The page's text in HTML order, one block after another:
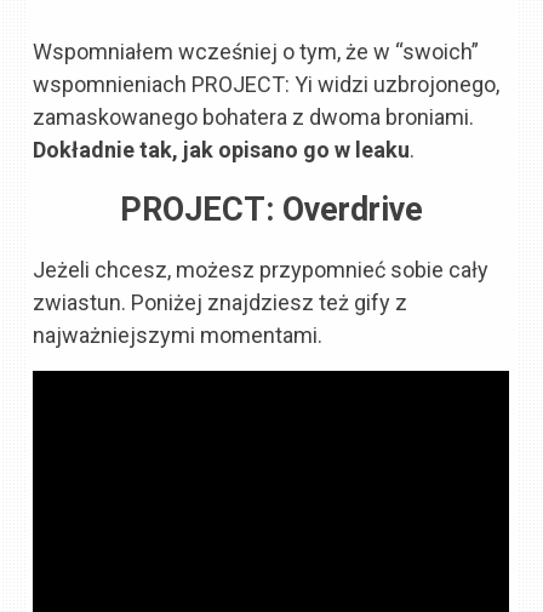
Wspomniałem wcześniej o tym, że w “swoich”
wspomnieniach PROJECT: Yi widzi uzbrojonego,
zamaskowanego bohatera z dwoma broniami.
Dokładnie tak, jak opisano go w leaku.
PROJECT: Overdrive
Jeżeli chcesz, możesz przypomnieć sobie cały
zwiastun. Poniżej znajdziesz też gify z
najważniejszymi momentami.